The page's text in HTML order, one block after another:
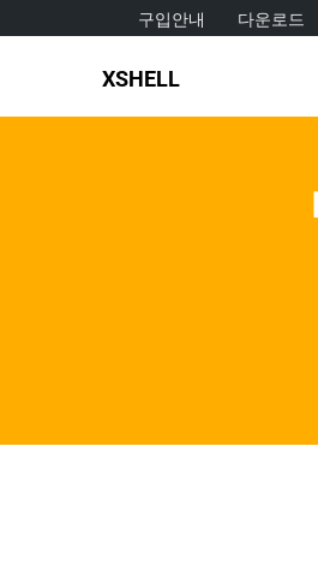
구입안내 다운로드
XSHELL